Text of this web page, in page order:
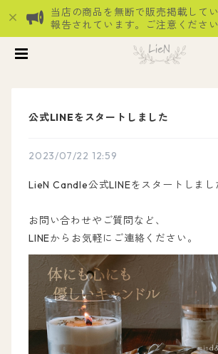
当店の商品を無断で販売掲載して
報告されています。ご注意ください
公式LINEをスタートしました
2023/07/22 12:59
LieN Candle公式LINEをスタートしまし
お問い合わせやご質問など、
LINEからお気軽にご連絡ください。